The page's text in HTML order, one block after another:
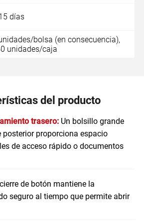
días
bolsa (en consecuencia),
unidades/caja
del producto
trasero: Un bolsillo grande
posterior proporciona espacio
de acceso rápido o documentos
de botón mantiene la
seguro al tiempo que permite abrir